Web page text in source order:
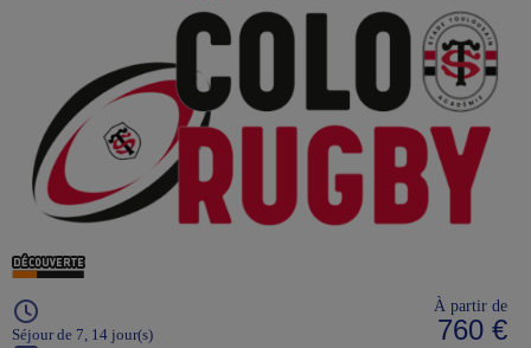
Séjour de 7, 14 jour(s)
À partir de
760 €